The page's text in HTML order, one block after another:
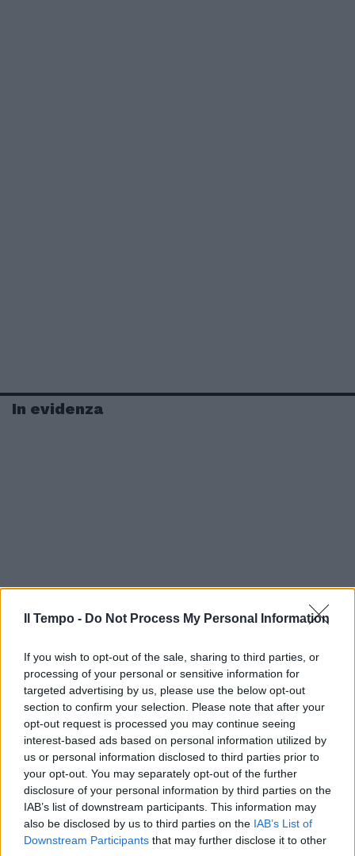
Il Tempo - Do Not Process My Personal Information
If you wish to opt-out of the sale, sharing to third parties, or
processing of your personal or sensitive information for
targeted advertising by us, please use the below opt-out
section to confirm your selection. Please note that after your
opt-out request is processed you may continue seeing
interest-based ads based on personal information utilized by
us or personal information disclosed to third parties prior to
your opt-out. You may separately opt-out of the further
disclosure of your personal information by third parties on the
IAB’s list of downstream participants. This information may
also be disclosed by us to third parties on the IAB’s List of
Downstream Participants that may further disclose it to other
In evidenza